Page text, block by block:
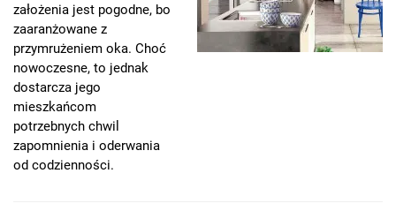
założenia jest pogodne, bo
zaaranżowane z
przymrużeniem oka. Choć
nowoczesne, to jednak
dostarcza jego
mieszkańcom
potrzebnych chwil
zapomnienia i oderwania
od codzienności.